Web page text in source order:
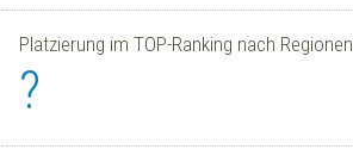
Platzierung im TOP-Ranking nach Regionen
?